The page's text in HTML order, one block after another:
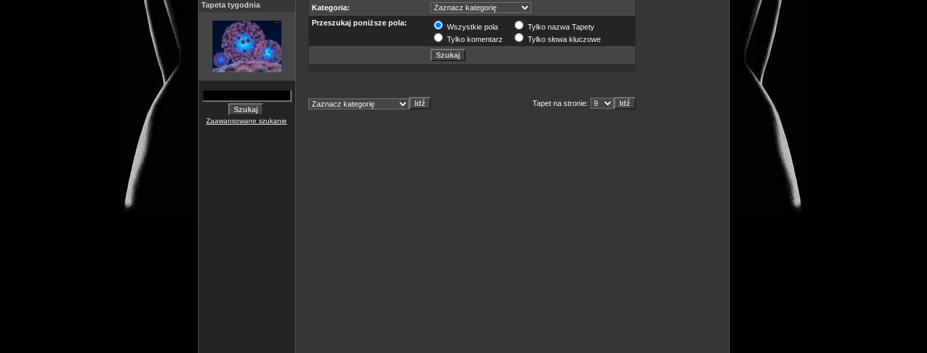
Tapeta tygodnia
Zaawansowane szukanie
Kategoria:
Przeszukaj poniższe pola:
Wszystkie pola
Tylko nazwa Tapety
Tylko komentarz
Tylko słowa kluczowe
Tapet na stronie: